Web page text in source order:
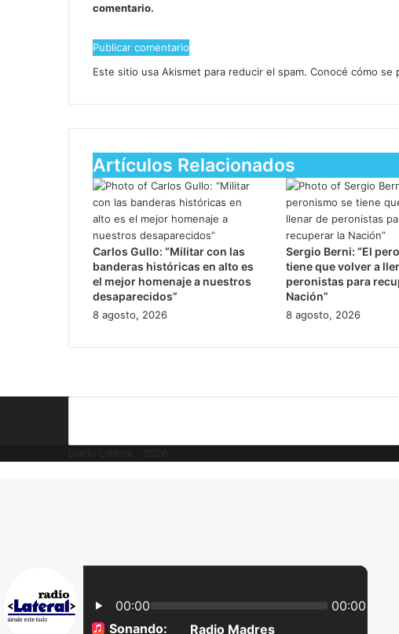
comentario.
Este sitio usa Akismet para reducir el spam. Conocé cómo se
Artículos Relacionados
Carlos Gullo: “Militar con las
banderas históricas en alto es
el mejor homenaje a nuestros
desaparecidos”
8 agosto, 2026
Sergio Berni: “El
tiene que volver a
peronistas para
Nación”
8 agosto, 2026
Diario Lateral - 2026